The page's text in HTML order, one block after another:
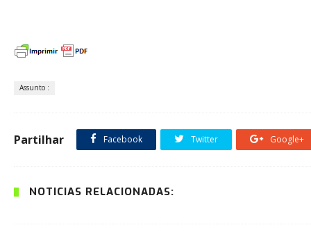
Assunto :
Partilhar Facebook Twitter Google+
NOTÍCIAS RELACIONADAS: